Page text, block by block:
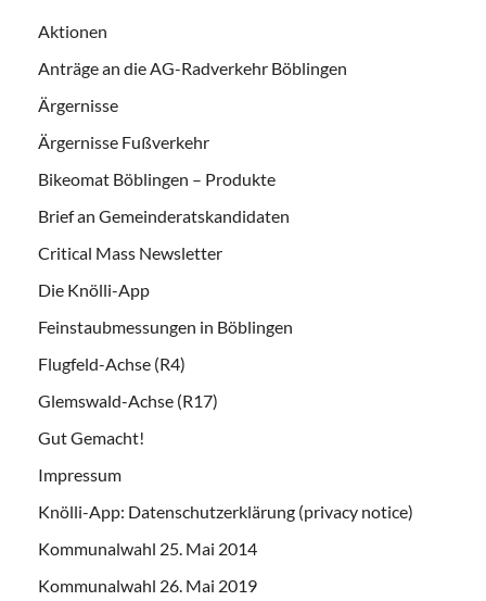
Aktionen
Anträge an die AG-Radverkehr Böblingen
Ärgernisse
Ärgernisse Fußverkehr
Bikeomat Böblingen – Produkte
Brief an Gemeinderatskandidaten
Critical Mass Newsletter
Die Knölli-App
Feinstaubmessungen in Böblingen
Flugfeld-Achse (R4)
Glemswald-Achse (R17)
Gut Gemacht!
Impressum
Knölli-App: Datenschutzerklärung (privacy notice)
Kommunalwahl 25. Mai 2014
Kommunalwahl 26. Mai 2019